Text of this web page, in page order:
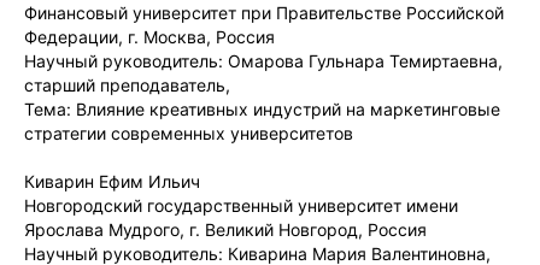
Финансовый университет при Правительстве Российской
Федерации, г. Москва, Россия
Научный руководитель: Омарова Гульнара Темиртаевна,
старший преподаватель,
Тема: Влияние креативных индустрий на маркетинговые
стратегии современных университетов
Киварин Ефим Ильич
Новгородский государственный университет имени
Ярослава Мудрого, г. Великий Новгород, Россия
Научный руководитель: Киварина Мария Валентиновна,